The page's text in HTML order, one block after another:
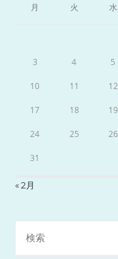
月 火 水
3 4 5
10 11 12
17 18 19
24 25 26
31
« 2月